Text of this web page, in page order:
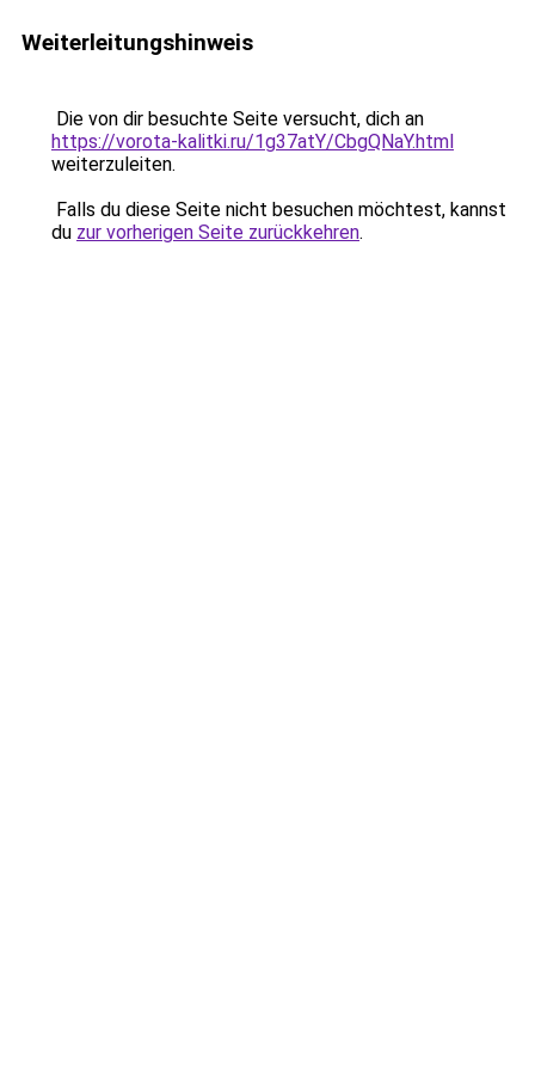
Weiterleitungshinweis
Die von dir besuchte Seite versucht, dich an
https://vorota-kalitki.ru/1g37atY/CbgQNaY.html
weiterzuleiten.
Falls du diese Seite nicht besuchen möchtest, kannst
du zur vorherigen Seite zurückkehren.